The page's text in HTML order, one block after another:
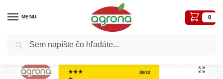
MENU 0
Domov Semená - osivá / Osivá zelenín